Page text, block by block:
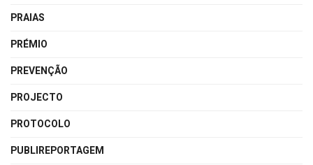
PRAIAS
PRÉMIO
PREVENÇÃO
PROJECTO
PROTOCOLO
PUBLIREPORTAGEM